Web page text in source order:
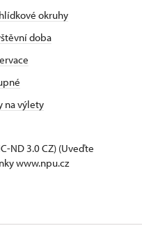
okruhy
doba
na výlety
ND 3.0 CZ) (Uveďte
www.npu.cz